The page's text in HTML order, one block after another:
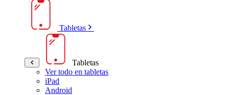
Tabletas
Tabletas
Ver todo en tabletas
iPad
Android